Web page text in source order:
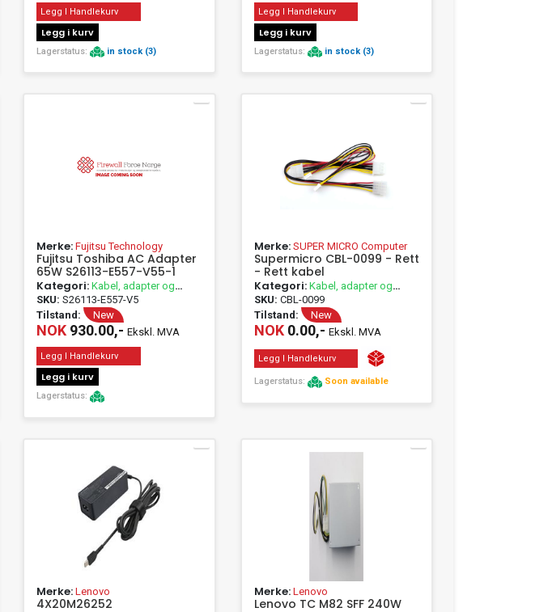
Legg I Handlekurv
Legg i kurv
Lagerstatus: in stock (3)
Legg I Handlekurv
Legg i kurv
Lagerstatus: in stock (3)
Merke:Fujitsu Technology
Fujitsu Toshiba AC Adapter
65W S26113-E557-V55-1
Kategori:Kabel, adapter og
passivt utstyr
SKU:S26113-E557-V5
Tilstand:
New
NOK 930.00,-Ekskl. MVA
Legg I Handlekurv
Legg i kurv
Lagerstatus:
Merke: SUPER MICRO Computer
Supermicro CBL-0099 - Rett
- Rett kabel
Kategori: Kabel, adapter og
passivt utstyr
SKU: CBL-0099
Tilstand:
New
NOK0.00,- Ekskl. MVA
Legg I Handlekurv
Lagerstatus: Soon available
Merke:Lenovo
4X20M26252
Merke: Lenovo
Lenovo TC M82 SFF 240W